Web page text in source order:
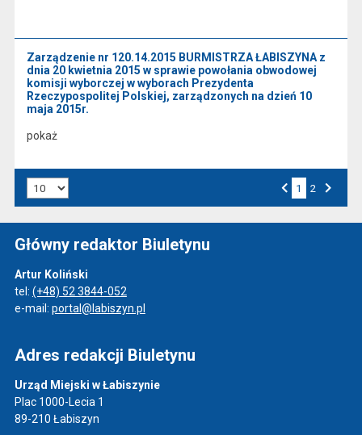
Zarządzenie nr 120.14.2015 BURMISTRZA ŁABISZYNA z
dnia 20 kwietnia 2015 w sprawie powołania obwodowej
komisji wyborczej w wyborach Prezydenta
Rzeczypospolitej Polskiej, zarządzonych na dzień 10
maja 2015r.
pokaż
1 2
Główny redaktor Biuletynu
Artur Koliński
tel: (+48) 52 3844-052
e-mail: portal@labiszyn.pl
Adres redakcji Biuletynu
Urząd Miejski w Łabiszynie
Plac 1000-Lecia 1
89-210 Łabiszyn